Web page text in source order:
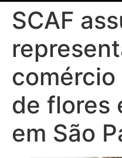
SCAF
de flores
em São